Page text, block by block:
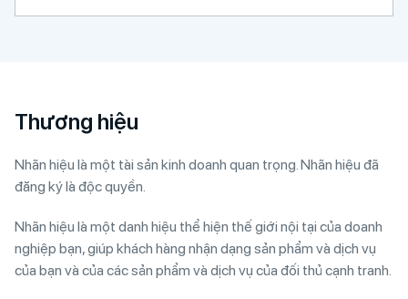
Thương hiệu
Nhãn hiệu là một tài sản kinh doanh quan trọng. Nhãn hiệu đã
đăng ký là độc quyền.
Nhãn hiệu là một danh hiệu thể hiện thế giới nội tại của doanh
nghiệp bạn, giúp khách hàng nhận dạng sản phẩm và dịch vụ
của bạn và của các sản phẩm và dịch vụ của đối thủ cạnh tranh.